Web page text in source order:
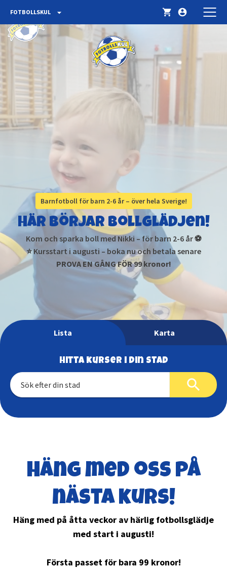
FOTBOLLSKUL arrow_drop_down shopping_cart account_circle
Barnfotboll för barn 2-6 år – över hela Sverige!
Här börjar bollglädjen!
Kom och sparka boll med Nikki – för barn 2-6 år ⚽
⭐ Kursstart i augusti – boka nu och betala senare
PROVA EN GÅNG FÖR 99 kronor!
Lista Karta
Hitta kurser i din stad
search
Borås
Enköping
Falkenberg
Häng med oss på
nästa kurs!
Häng med på åtta veckor av härlig fotbollsglädje
med start i augusti!
Första passet för bara 99 kronor!